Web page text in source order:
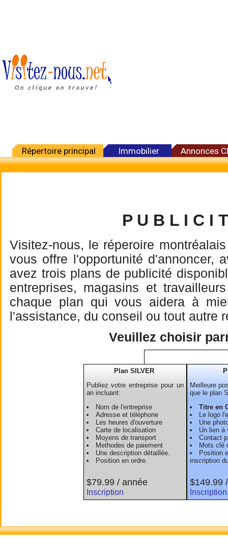
Répertoire principal Immobilier Annonces
P U B L I C I
Visitez-nous, le réperoire
vous offre l'opportunité d'annoncer,
avez trois plans de publicité
entreprises, magasins et
chaque plan qui vous aidera à
l'assistance, du conseil ou tout autre
Veuillez choisir
Plan SILVER
Publiez votre entreprise pour un
an incluant:
Nom de l'entreprise
Adresse et téléphone
Les heures d'ouverture
Carte de localisation
Moyens de transport
Methodes de paiement
Une description détaillée.
Position en ordre.
$79.99 / année
Inscription
Meilleure
que le plan
Titre en
Le logo
Une
Un lien à
Contact
Mots clé
Position
inscription
$149.99
Inscription